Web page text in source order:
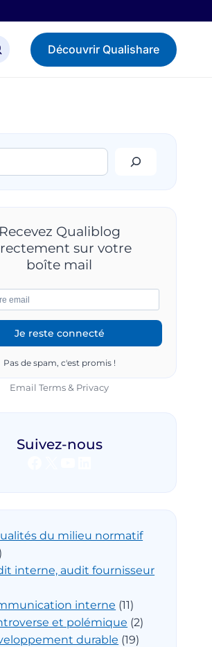
Découvrir Qualishare
Recevez Qualiblog
sur votre
boîte mail
Pas de spam, c'est promis !
EmailTerms & Privacy
Suivez-nous
du milieu normatif
interne, audit fournisseur
interne (11)
et polémique (2)
durable (19)